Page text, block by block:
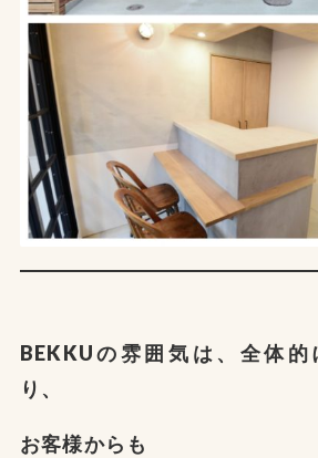
BEKKUの雰囲気は、全体
り、
お客様からも